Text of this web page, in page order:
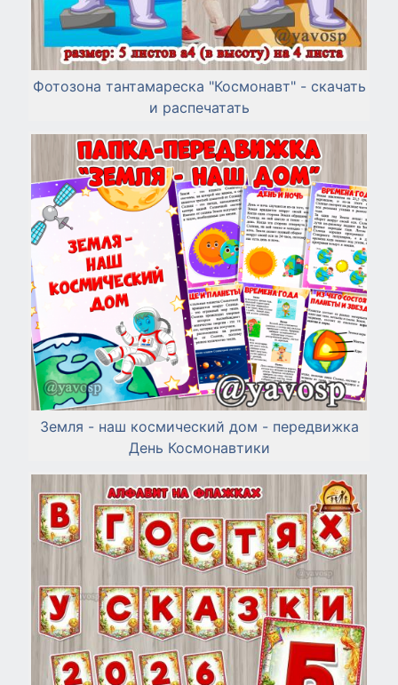
Фотозона тантамареска "Космонавт" - скачать
и распечатать
Земля - наш космический дом - передвижка
День Космонавтики